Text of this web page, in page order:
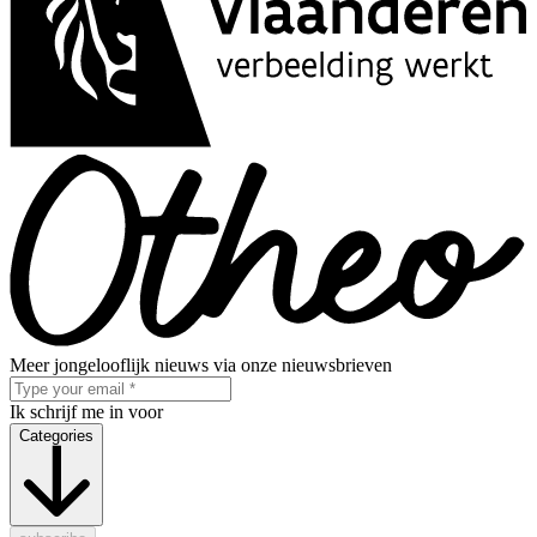
Meer jongelooflijk nieuws via onze nieuwsbrieven
Ik schrijf me in voor
Categories